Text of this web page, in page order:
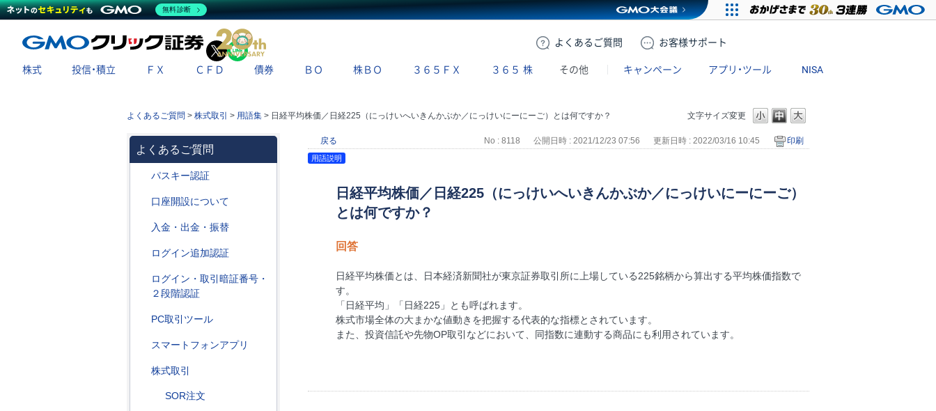
よくある ご質問 お客様サポート
X
株式 投信・積立 ＦＸ ＣＦＤ 債券 ＢＯ 株ＢＯ ３６５ＦＸ ３６５ 株 その他 キャンペーン アプリ・ツール NISA
文字サイズ変更
よくあるご質問 > 株式取引 > 用語集 > 日経平均株価／日経225（にっけいへいきんかぶか／にっけいにーにーご）とは何ですか？
よくあるご質問
パスキー認証
口座開設について
入金・出金・振替
ログイン追加認証
ログイン・取引暗証番号・
２段階認証
PC取引ツール
スマートフォンアプリ
株式取引
SOR注文
戻る No : 8118 公開日時 : 2021/12/23 07:56 更新日時 : 2022/03/16 10:45 印刷
用語説明
日経平均株価／日経225（にっけいへいきんかぶか／にっけいにーにーご）
とは何ですか？
回答
日経平均株価とは、日本経済新聞社が東京証券取引所に上場している225銘柄から算出する平均株価指数で
す。
「日経平均」「日経225」とも呼ばれます。
株式市場全体の大まかな値動きを把握する代表的な指標とされています。
また、投資信託や先物OP取引などにおいて、同指数に連動する商品にも利用されています。
無料診断